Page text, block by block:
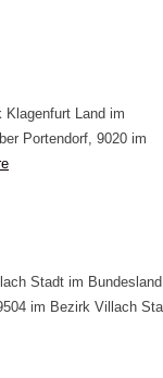
Klagenfurt Land im
Portendorf, 9020 im
Stadt im Bundesland
im Bezirk Villach